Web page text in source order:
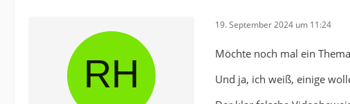
19. September 2024 um 11:24
Möchte noch mal ein
Und ja, ich weiß, einige